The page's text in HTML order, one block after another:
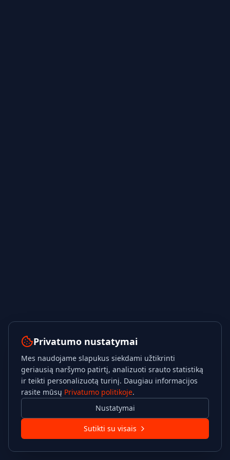
Privatumo nustatymai
Mes naudojame slapukus siekdami užtikrinti
geriausią naršymo patirtį, analizuoti srauto statistiką
ir teikti personalizuotą turinį. Daugiau informacijos
rasite mūsų Privatumo politikoje.
Nustatymai
Sutikti su visais